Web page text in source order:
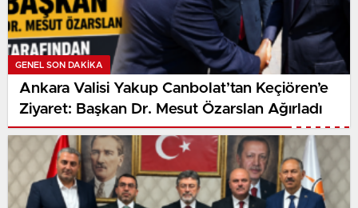
GENEL SON DAKİKA
Ankara Valisi Yakup Canbolat’tan Keçiören’e
Ziyaret: Başkan Dr. Mesut Özarslan Ağırladı